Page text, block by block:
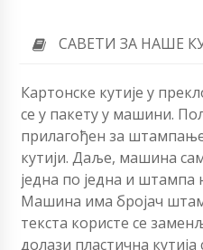
САВЕТИ ЗА НАШЕ
Картонске кутије у
се у пакету у машини.
прилагођен за
кутији. Даље, машина
једна по једна и штампа
Машина има бројач
текста користе се
долази пластична